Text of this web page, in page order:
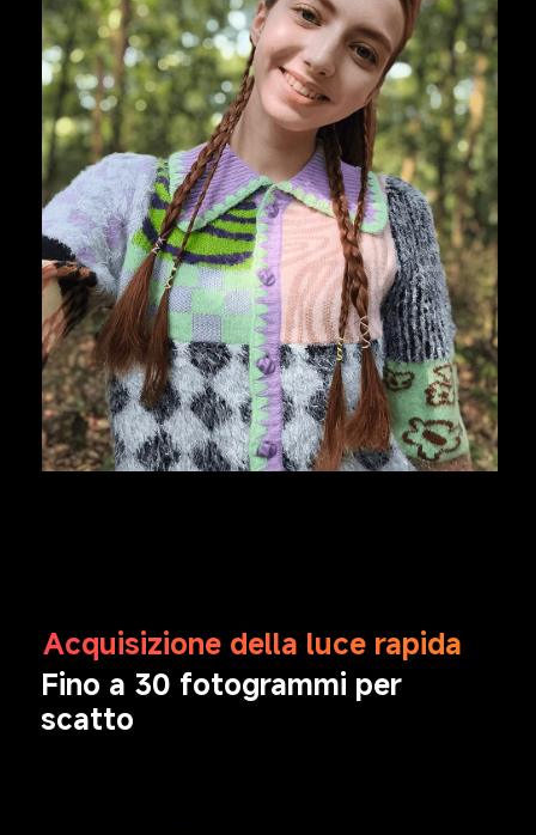
Acquisizione della luce rapida
Fino a 30 fotogrammi per
scatto